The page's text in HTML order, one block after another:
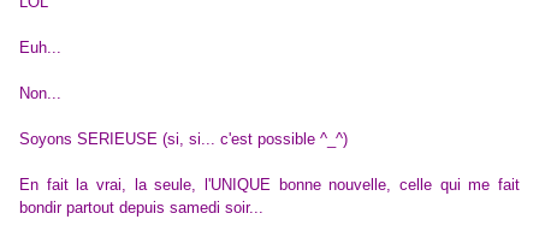
Euh...
Non...
Soyons SERIEUSE (si, si... c'est possible ^_^)
En fait la vrai, la seule, l'UNIQUE bonne nouvelle, celle qui me fait
bondir partout depuis samedi soir...